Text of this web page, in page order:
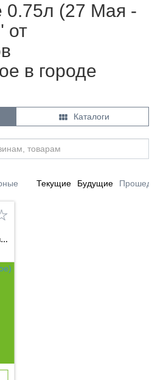
0.75л (27 Мая -
от
в городе
 Каталоги
Текущие Будущие
-20% при покупке от 2-х штук вино ШАТО МАНАВИ в ассортименте 0.75л